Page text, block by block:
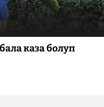
каза болуп